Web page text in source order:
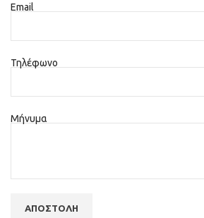
Email
Τηλέφωνο
Μήνυμα